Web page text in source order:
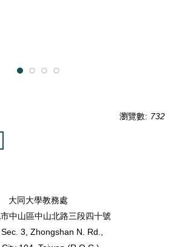
瀏覽數: 732
大同大學教務處
中山區中山北路三段四十號
3, Zhongshan N. Rd.,